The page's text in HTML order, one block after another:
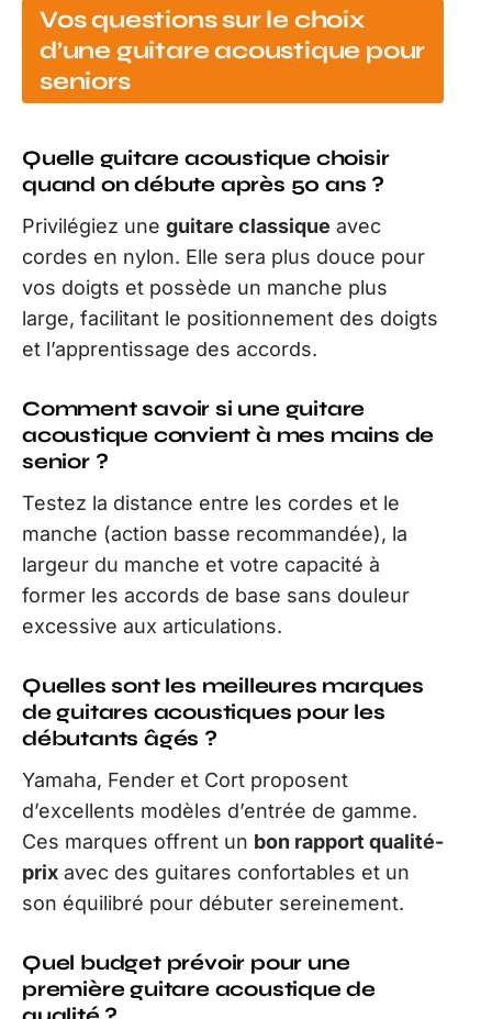
Vos questions sur le choix
d’une guitare acoustique pour
seniors
Quelle guitare acoustique choisir
quand on débute après 50 ans ?
Privilégiez une guitare classique avec
cordes en nylon. Elle sera plus douce pour
vos doigts et possède un manche plus
large, facilitant le positionnement des doigts
et l’apprentissage des accords.
Comment savoir si une guitare
acoustique convient à mes mains de
senior ?
Testez la distance entre les cordes et le
manche (action basse recommandée), la
largeur du manche et votre capacité à
former les accords de base sans douleur
excessive aux articulations.
Quelles sont les meilleures marques
de guitares acoustiques pour les
débutants âgés ?
Yamaha, Fender et Cort proposent
d’excellents modèles d’entrée de gamme.
Ces marques offrent un bon rapport qualité-
prix avec des guitares confortables et un
son équilibré pour débuter sereinement.
Quel budget prévoir pour une
première guitare acoustique de